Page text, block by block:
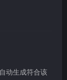
动生成符合该